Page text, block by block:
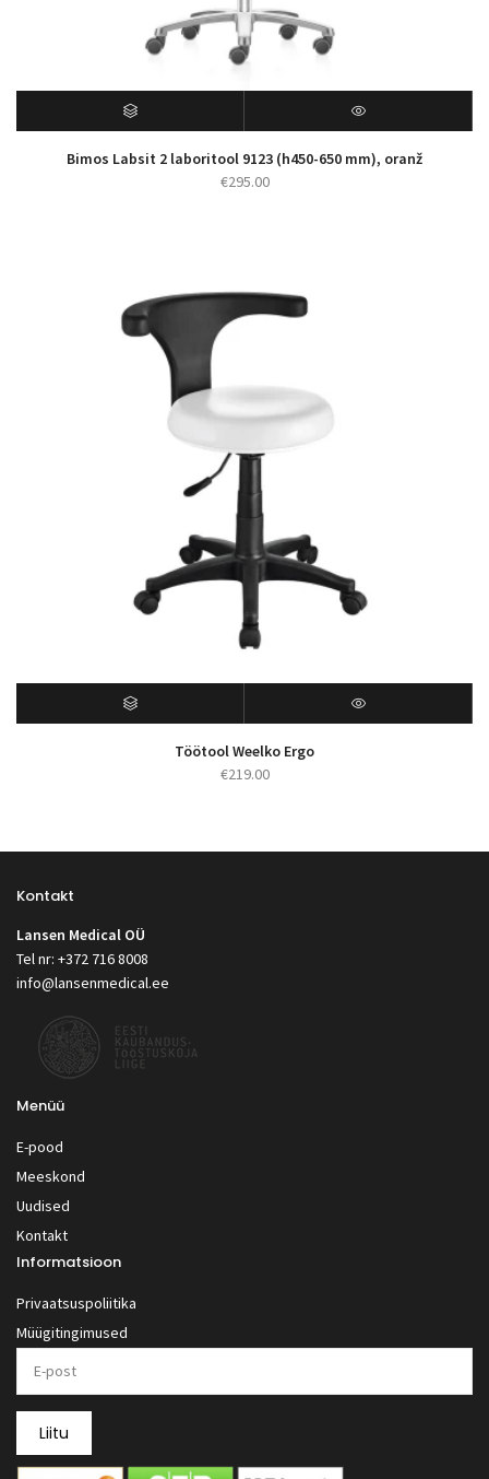
Bimos Labsit 2 laboritool 9123 (h450-650 mm), oranž
€295.00
Töötool Weelko Ergo
€219.00
Kontakt
Lansen Medical OÜ
Tel nr: +372 716 8008
info@lansenmedical.ee
Menüü
E-pood
Meeskond
Uudised
Kontakt
Informatsioon
Privaatsuspoliitika
Müügitingimused
Liitu